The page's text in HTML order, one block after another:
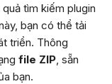
tìm kiếm plugin
bạn có thể tải
triển. Thông
file ZIP , sẵn
bạn.